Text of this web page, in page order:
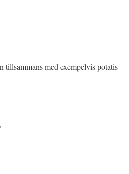
tillsammans med exempelvis potatis